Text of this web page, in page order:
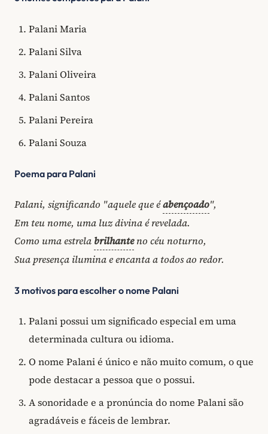
Palani Maria
Palani Silva
Palani Oliveira
Palani Santos
Palani Pereira
Palani Souza
Poema para Palani
Palani, significando "aquele que éabençoado",
Em teu nome, uma luz divina é revelada.
Como uma estrela brilhanteno céu noturno,
Sua presença ilumina e encanta a todos ao redor.
3 motivos para escolher o nome Palani
Palani possui um significado especial em uma
determinada cultura ou idioma.
O nome Palani é único e não muito comum, o que
pode destacar a pessoa que o possui.
A sonoridade e a pronúncia do nome Palani são
agradáveis e fáceis de lembrar.